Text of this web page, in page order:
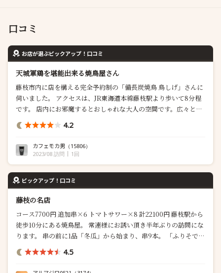
口コミ
お店が選ぶピックアップ！口コミ
天城軍鶏を堪能出来る焼鳥屋さん
藤枝市内に店を構える完全予約制の「備長炭焼鳥 鳥しげ」さんに
伺いました。 アクセスは、JR東海道本線藤枝駅より歩いて8分程
です。 店内にお邪魔するとおしゃれな大人の空間です。広々とし
た白木のカウンター席で落ち着けます。 紀州備長炭で焼き上げる
素材の味わいを大事にした焼鳥店です。 ￼ 150日長期飼育の伊豆天
城軍鶏の雌を使われてます。内臓系は銘柄鶏50日のを使われてい
るそうです...
4.2
カフェモカ男 （15806）
2023/08 訪問
1回
ピックアップ！口コミ
藤枝の名店
コース7700円 追加串×6 トマトサワー×8 計22100円 藤枝駅から
徒歩10分にある焼鳥屋。 常連様にお誘い頂き半年ぶりの訪問にな
ります。 串の前に1品「冬瓜」から始まり、串9本。 「ふりそで」
1串目は天城軍鶏のふりそで 皮は焦げ目をつけてパリパリ。 身は
弾力...
4.5